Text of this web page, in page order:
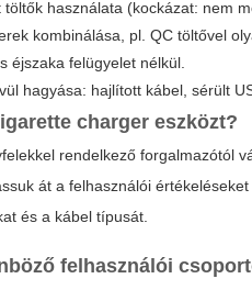
használata (kockázat: nem
kombinálása, pl. QC töltővel
éjszaka felügyelet nélkül.
hagyása: hajlított kábel, sérült
charger eszközt?
rendelkező forgalmazótól
át a felhasználói
és a kábel típusát.
felhasználói